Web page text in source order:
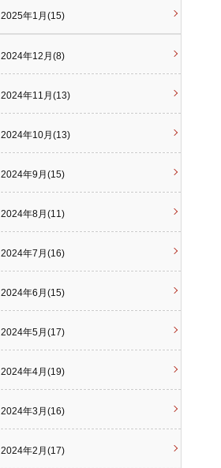
2025年1月(15)
2024年12月(8)
2024年11月(13)
2024年10月(13)
2024年9月(15)
2024年8月(11)
2024年7月(16)
2024年6月(15)
2024年5月(17)
2024年4月(19)
2024年3月(16)
2024年2月(17)